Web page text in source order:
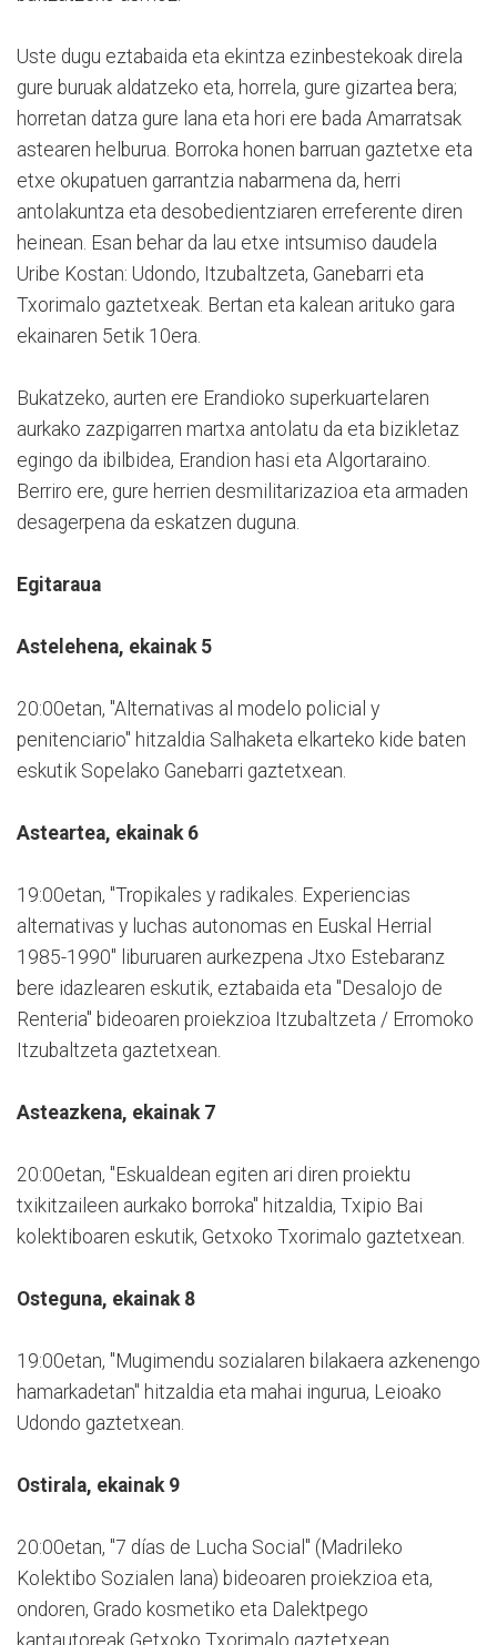
Uste dugu eztabaida eta ekintza ezinbestekoak direla
gure buruak aldatzeko eta, horrela, gure gizartea bera;
horretan datza gure lana eta hori ere bada Amarratsak
astearen helburua. Borroka honen barruan gaztetxe eta
etxe okupatuen garrantzia nabarmena da, herri
antolakuntza eta desobedientziaren erreferente diren
heinean. Esan behar da lau etxe intsumiso daudela
Uribe Kostan: Udondo, Itzubaltzeta, Ganebarri eta
Txorimalo gaztetxeak. Bertan eta kalean arituko gara
ekainaren 5etik 10era.
Bukatzeko, aurten ere Erandioko superkuartelaren
aurkako zazpigarren martxa antolatu da eta bizikletaz
egingo da ibilbidea, Erandion hasi eta Algortaraino.
Berriro ere, gure herrien desmilitarizazioa eta armaden
desagerpena da eskatzen duguna.
Egitaraua
Astelehena, ekainak 5
20:00etan, "Alternativas al modelo policial y
penitenciario" hitzaldia Salhaketa elkarteko kide baten
eskutik Sopelako Ganebarri gaztetxean.
Asteartea, ekainak 6
19:00etan, "Tropikales y radikales. Experiencias
alternativas y luchas autonomas en Euskal Herrial
1985-1990" liburuaren aurkezpena Jtxo Estebaranz
bere idazlearen eskutik, eztabaida eta "Desalojo de
Renteria" bideoaren proiekzioa Itzubaltzeta / Erromoko
Itzubaltzeta gaztetxean.
Asteazkena, ekainak 7
20:00etan, "Eskualdean egiten ari diren proiektu
txikitzaileen aurkako borroka" hitzaldia, Txipio Bai
kolektiboaren eskutik, Getxoko Txorimalo gaztetxean.
Osteguna, ekainak 8
19:00etan, "Mugimendu sozialaren bilakaera azkenengo
hamarkadetan" hitzaldia eta mahai ingurua, Leioako
Udondo gaztetxean.
Ostirala, ekainak 9
20:00etan, "7 días de Lucha Social" (Madrileko
Kolektibo Sozialen lana) bideoaren proiekzioa eta,
ondoren, Grado kosmetiko eta Dalektpego
kantautoreak Getxoko Txorimalo gaztetxean.